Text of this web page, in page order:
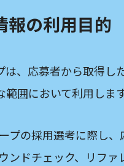
報の利用目的
は、応募者から取得し
囲において利用します
プの採用選考に際し
ンドチェック、リフ